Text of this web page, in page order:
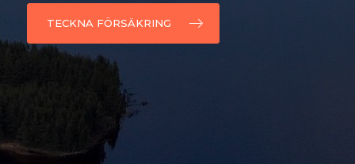
TECKNA FÖRSÄKRING